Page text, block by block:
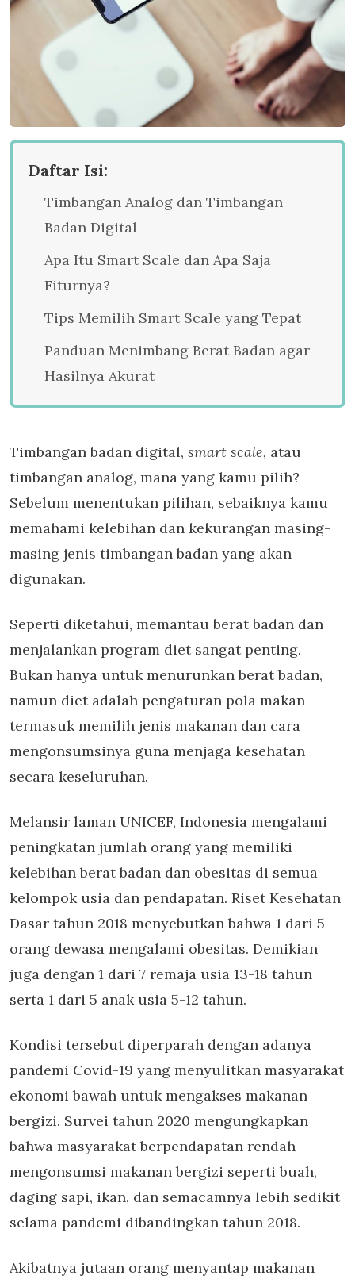
Daftar Isi:
Timbangan Analog dan Timbangan
Badan Digital
Apa Itu Smart Scale dan Apa Saja
Fiturnya?
Tips Memilih Smart Scale yang Tepat
Panduan Menimbang Berat Badan agar
Hasilnya Akurat
Timbangan badan digital, smart scale, atau
timbangan analog, mana yang kamu pilih?
Sebelum menentukan pilihan, sebaiknya kamu
memahami kelebihan dan kekurangan masing-
masing jenis timbangan badan yang akan
digunakan.
Seperti diketahui, memantau berat badan dan
menjalankan program diet sangat penting.
Bukan hanya untuk menurunkan berat badan,
namun diet adalah pengaturan pola makan
termasuk memilih jenis makanan dan cara
mengonsumsinya guna menjaga kesehatan
secara keseluruhan.
Melansir laman UNICEF, Indonesia mengalami
peningkatan jumlah orang yang memiliki
kelebihan berat badan dan obesitas di semua
kelompok usia dan pendapatan. Riset Kesehatan
Dasar tahun 2018 menyebutkan bahwa 1 dari 5
orang dewasa mengalami obesitas. Demikian
juga dengan 1 dari 7 remaja usia 13-18 tahun
serta 1 dari 5 anak usia 5-12 tahun.
Kondisi tersebut diperparah dengan adanya
pandemi Covid-19 yang menyulitkan masyarakat
ekonomi bawah untuk mengakses makanan
bergizi. Survei tahun 2020 mengungkapkan
bahwa masyarakat berpendapatan rendah
mengonsumsi makanan bergizi seperti buah,
daging sapi, ikan, dan semacamnya lebih sedikit
selama pandemi dibandingkan tahun 2018.
Akibatnya jutaan orang menyantap makanan